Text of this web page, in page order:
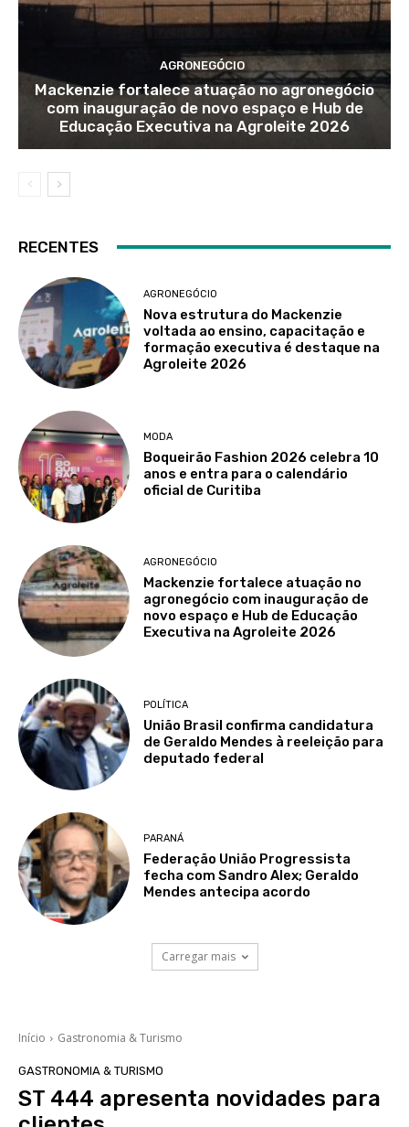
AGRONEGÓCIO
Mackenzie fortalece atuação no agronegócio
com inauguração de novo espaço e Hub de
Educação Executiva na Agroleite 2026
RECENTES
AGRONEGÓCIO
Nova estrutura do Mackenzie
voltada ao ensino, capacitação e
formação executiva é destaque na
Agroleite 2026
MODA
Boqueirão Fashion 2026 celebra 10
anos e entra para o calendário
oficial de Curitiba
AGRONEGÓCIO
Mackenzie fortalece atuação no
agronegócio com inauguração de
novo espaço e Hub de Educação
Executiva na Agroleite 2026
POLÍTICA
União Brasil confirma candidatura
de Geraldo Mendes à reeleição para
deputado federal
PARANÁ
Federação União Progressista
fecha com Sandro Alex; Geraldo
Mendes antecipa acordo
Carregar mais